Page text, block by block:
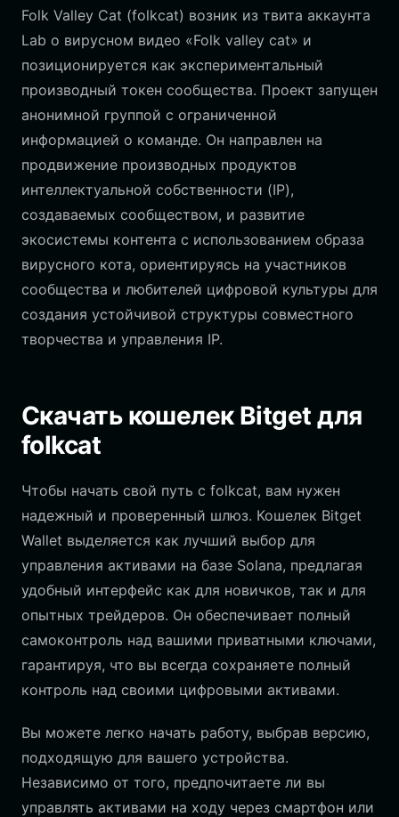
Folk Valley Cat (folkcat) возник из твита аккаунта
Lab о вирусном видео «Folk valley cat» и
позиционируется как экспериментальный
производный токен сообщества. Проект запущен
анонимной группой с ограниченной
информацией о команде. Он направлен на
продвижение производных продуктов
интеллектуальной собственности (IP),
создаваемых сообществом, и развитие
экосистемы контента с использованием образа
вирусного кота, ориентируясь на участников
сообщества и любителей цифровой культуры для
создания устойчивой структуры совместного
творчества и управления IP.
Скачать кошелек Bitget для
folkcat
Чтобы начать свой путь с folkcat, вам нужен
надежный и проверенный шлюз. Кошелек Bitget
Wallet выделяется как лучший выбор для
управления активами на базе Solana, предлагая
удобный интерфейс как для новичков, так и для
опытных трейдеров. Он обеспечивает полный
самоконтроль над вашими приватными ключами,
гарантируя, что вы всегда сохраняете полный
контроль над своими цифровыми активами.
Вы можете легко начать работу, выбрав версию,
подходящую для вашего устройства.
Независимо от того, предпочитаете ли вы
управлять активами на ходу через смартфон или